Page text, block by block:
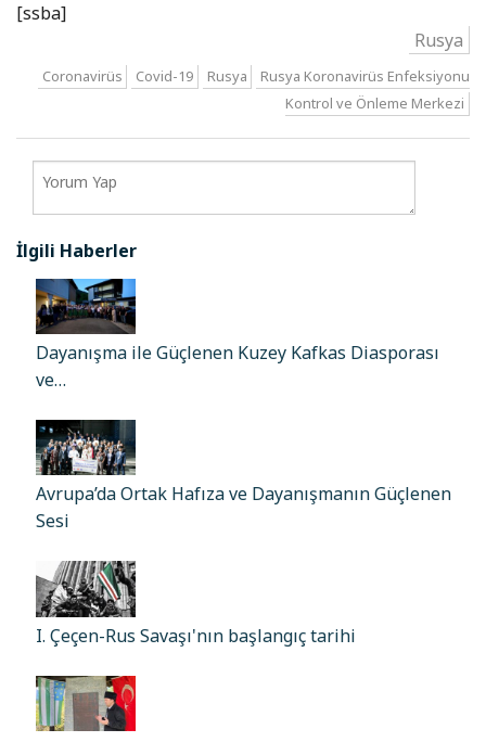
[ssba]
Rusya
Coronavirüs Covid-19 Rusya
Rusya Koronavirüs Enfeksiyonu
Kontrol ve Önleme Merkezi
İlgili Haberler
Dayanışma ile Güçlenen Kuzey Kafkas Diasporası
ve…
Avrupa’da Ortak Hafıza ve Dayanışmanın Güçlenen
Sesi
I. Çeçen-Rus Savaşı'nın başlangıç tarihi